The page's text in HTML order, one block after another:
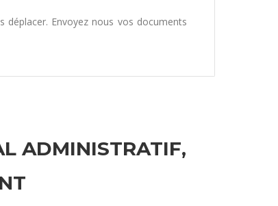
déplacer. Envoyez nous vos documents
ADMINISTRATIF,